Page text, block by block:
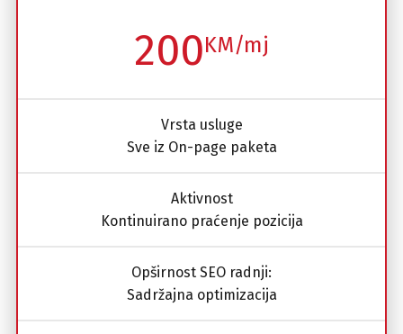
200KM/mj
Vrsta usluge
Sve iz On-page paketa
Aktivnost
Kontinuirano praćenje pozicija
Opširnost SEO radnji:
Sadržajna optimizacija